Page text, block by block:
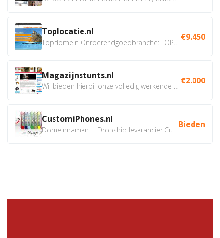
Toplocatie.nl €9.450
Magazijnstunts.nl €2.000
CustomiPhones.nl Bieden